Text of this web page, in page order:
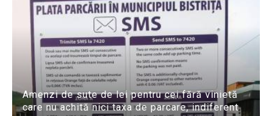
Amenzi de sute de lei pentru cei fără vinietă
care nu achită nici taxa de parcare, indiferent